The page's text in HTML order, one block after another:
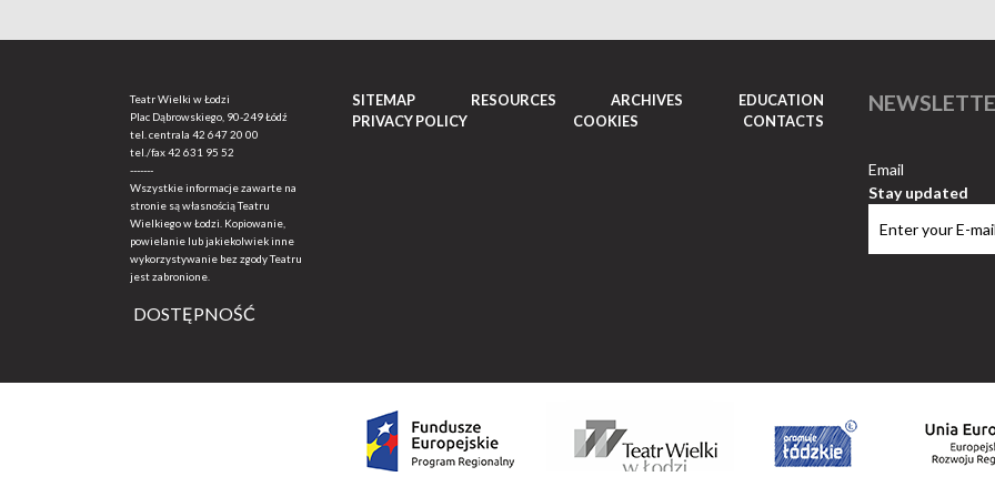
Teatr Wielki w Łodzi
Plac Dąbrowskiego, 90-249 Łódź
tel. centrala 42 647 20 00
tel./fax42 631 95 52
-------
Wszystkie informacje zawarte na
stronie są własnością Teatru
Wielkiego w Łodzi. Kopiowanie,
powielanie lub jakiekolwiek inne
wykorzystywanie bez zgody Teatru
jest zabronione.
DOSTĘPNOŚĆ
SITEMAP RESOURCES ARCHIVES
EDUCATION
PRIVACY POLICY
COOKIES CONTACTS
Email
Stay updated